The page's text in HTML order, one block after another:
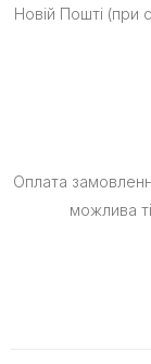
Новій Пошті (при
Оплата
можлива